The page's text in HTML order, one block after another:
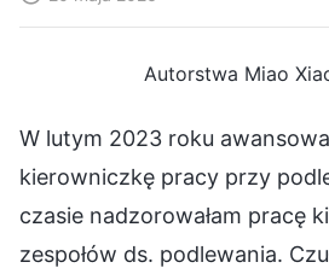
Autorstwa Miao
W lutym 2023 roku
kierowniczkę pracy przy
czasie nadzorowałam pracę
zespołów ds. podlewania.